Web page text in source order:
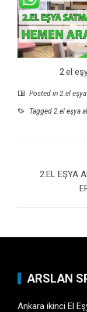
2.el
Posted in 2.el
Tagged 2.el eşya
2.EL EŞYA
ARSLAN
Ankara ikinci El